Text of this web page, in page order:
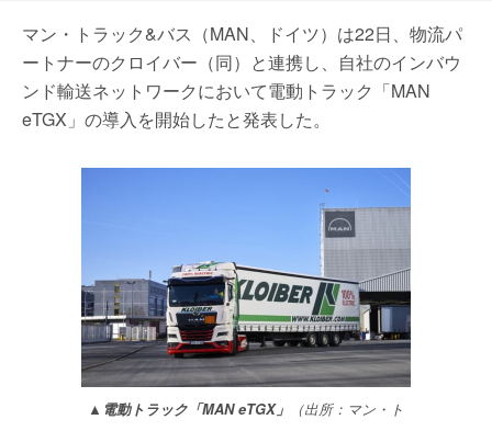
マン・トラック&バス（MAN、ドイツ）は22日、物流パ
ートナーのクロイバー（同）と連携し、自社のインバウ
ンド輸送ネットワークにおいて電動トラック「MAN
eTGX」の導入を開始したと発表した。
▲電動トラック「MAN eTGX」
（出所：マン・ト